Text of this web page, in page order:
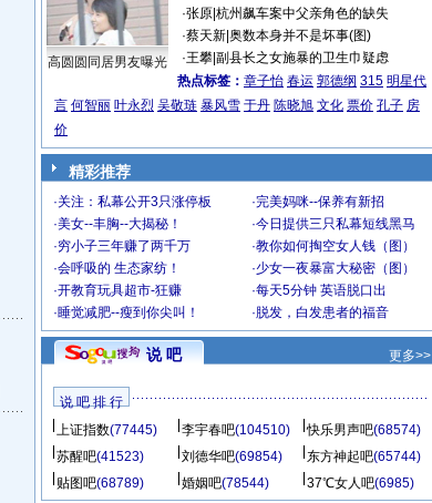
高圆圆同居男友曝光
·张原| 杭州飙车案中父亲角色的缺失
·蔡天新| 奥数本身并不是坏事(图)
·王攀| 副县长之女施暴的卫生巾疑虑
热点标签： 章子怡 春运 郭德纲 315 明星代
言 何智丽 叶永烈 吴敬琏 暴风雪 于丹 陈晓旭 文化 票价 孔子 房
价
精彩推荐
·关注：私幕公开3只涨停板 ·完美妈咪--保养有新招
·美女--丰胸--大揭秘！ ·今日提供三只私幕短线黑马
·穷小子三年赚了两千万 ·教你如何掏空女人钱（图）
·会呼吸的 生态家纺！ ·少女一夜暴富大秘密（图）
·开教育玩具超市-狂赚 ·每天5分钟 英语脱口出
·睡觉减肥--瘦到你尖叫！ · 脱发，白发患者的福音
说 吧 更多>>
说 吧 排 行
上证指数(77445) 李宇春吧(104510) 快乐男声吧(68574)
苏醒吧(41523) 刘德华吧(69854) 东方神起吧(65744)
贴图吧(68789) 婚姻吧(78544) 37℃女人吧(6985)